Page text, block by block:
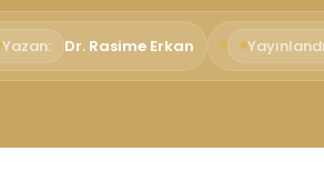
Yazan: Dr. Rasime Erkan